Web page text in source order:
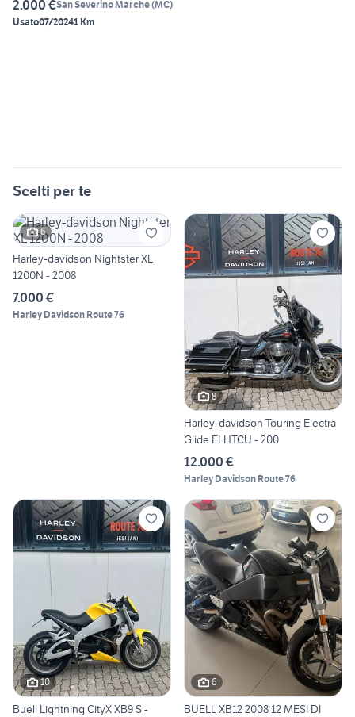
2.000 €San Severino Marche(MC)
Usato07/20241 Km
Scelti per te
6
Harley-davidson Nightster XL
1200N - 2008
7.000 €
Harley Davidson Route 76
8
Harley-davidson Touring Electra
Glide FLHTCU - 200
12.000 €
Harley Davidson Route 76
10
Buell Lightning CityX XB9 S -
6
BUELL XB12 2008 12 MESI DI